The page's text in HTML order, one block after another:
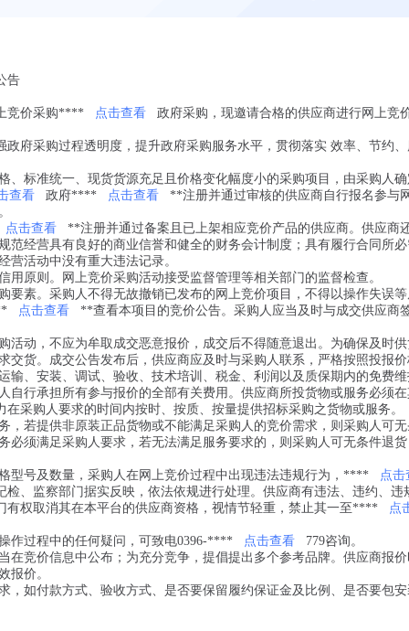
告
竞价采购**** 点击查看 政府采购，现邀请合格的供应商进行网上竞
府采购过程透明度，提升政府采购服务水平，贯彻落实 效率、节约
、标准统一、现货货源充足且价格变化幅度小的采购项目，由采购人
查看
政府**** 点击查看
**注册并通过审核的供应商自行报名参与
点击查看
**注册并通过备案且已上架相应竞价产品的供应商。供应商
范经营具有良好的商业信誉和健全的财务会计制度；具有履行合同所
营活动中没有重大违法记录。
原则。网上竞价采购活动接受监督管理等相关部门的监督检查。
要素。采购人不得无故撤销已发布的网上竞价项目，不得以操作失误
点击查看 **查看本项目的竞价公告。采购人应当及时与成交供应商
活动，不应为牟取成交恶意报价，成交后不得随意退出。为确保及时
交货。成交公告发布后，供应商应及时与采购人联系，严格按照投报
输、安装、调试、验收、技术培训、税金、利润以及质保期内的免费
自行承担所有参与报价的全部有关费用。供应商所投货物或服务必须
采购人要求的时间内按时、按质、按量提供招标采购之货物或服务。
，若提供非原装正品货物或不能满足采购人的竞价需求，则采购人可
必须满足采购人要求，若无法满足服务要求的，则采购人可无条件退
型号及数量，采购人在网上竞价过程中出现违法违规行为，****
点击
检、监察部门据实反映，依法依规进行处理。供应商有违法、违约、违
有权取消其在本平台的供应商资格，视情节轻重，禁止其一至****
点
作过程中的任何疑问，可致电0396-**** 点击查看
779咨询。
在竞价信息中公布；为充分竞争，提倡提出多个参考品牌。供应商报
报价。
，如付款方式、验收方式、是否要保留履约保证金及比例、是否要包